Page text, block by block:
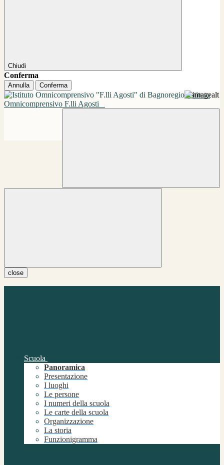
Chiudi
Conferma
Annulla Conferma
Istituto
Omnicomprensivo F.lli Agosti
close
Scuola
Panoramica
Presentazione
I luoghi
Le persone
I numeri della scuola
Le carte della scuola
Organizzazione
La storia
Funzionigramma